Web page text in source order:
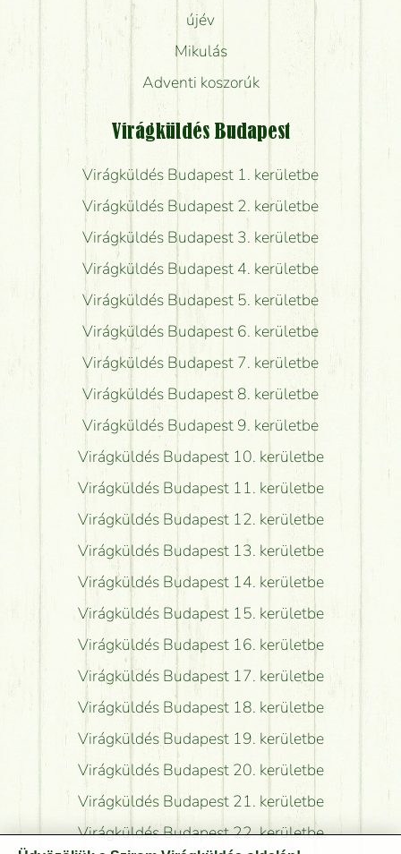
újév
Mikulás
Adventi koszorúk
Virágküldés Budapest
Virágküldés Budapest 1. kerületbe
Virágküldés Budapest 2. kerületbe
Virágküldés Budapest 3. kerületbe
Virágküldés Budapest 4. kerületbe
Virágküldés Budapest 5. kerületbe
Virágküldés Budapest 6. kerületbe
Virágküldés Budapest 7. kerületbe
Virágküldés Budapest 8. kerületbe
Virágküldés Budapest 9. kerületbe
Virágküldés Budapest 10. kerületbe
Virágküldés Budapest 11. kerületbe
Virágküldés Budapest 12. kerületbe
Virágküldés Budapest 13. kerületbe
Virágküldés Budapest 14. kerületbe
Virágküldés Budapest 15. kerületbe
Virágküldés Budapest 16. kerületbe
Virágküldés Budapest 17. kerületbe
Virágküldés Budapest 18. kerületbe
Virágküldés Budapest 19. kerületbe
Virágküldés Budapest 20. kerületbe
Virágküldés Budapest 21. kerületbe
Virágküldés Budapest 22. kerületbe